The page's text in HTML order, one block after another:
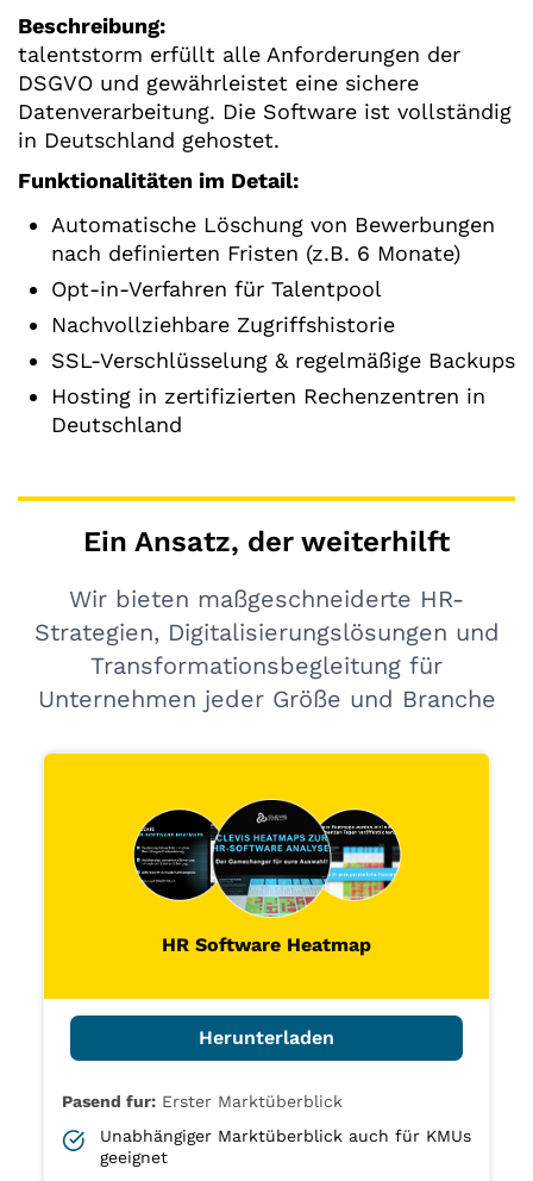
Beschreibung:
talentstorm erfüllt alle Anforderungen der
DSGVO und gewährleistet eine sichere
Datenverarbeitung. Die Software ist vollständig
in Deutschland gehostet.
Funktionalitäten im Detail:
Automatische Löschung von Bewerbungen
nach definierten Fristen (z.B. 6 Monate)
Opt-in-Verfahren für Talentpool
Nachvollziehbare Zugriffshistorie
SSL-Verschlüsselung & regelmäßige Backups
Hosting in zertifizierten Rechenzentren in
Deutschland
Ein Ansatz, der weiterhilft
Wir bieten maßgeschneiderte HR-
Strategien, Digitalisierungslösungen und
Transformationsbegleitung für
Unternehmen jeder Größe und Branche
HR Software Heatmap
Herunterladen
Pasend fur: Erster Marktüberblick
Unabhängiger Marktüberblick auch für KMUs
geeignet